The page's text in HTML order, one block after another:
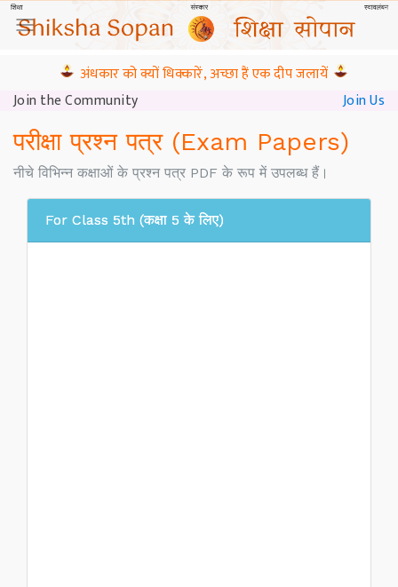
अंधकार को क्यों धिक्कारें, अच्छा हैं एक दीप जलायें
Join the Community
Join Us
परीक्षा प्रश्न पत्र (Exam Papers)
नीचे विभिन्न कक्षाओं के प्रश्न पत्र PDF के रूप में उपलब्ध हैं।
For Class 5th (कक्षा 5 के लिए)